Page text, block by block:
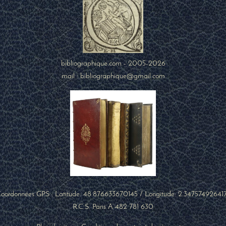
bibliographique.com - 2005-2026
mail : bibliographique@gmail.com
GPS : Latitude:48.876633670145/ Longitude:
R.C.S. Paris A 482 781 630